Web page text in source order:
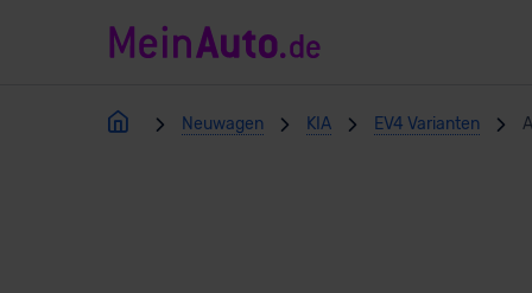
Neuwagen KIA EV4 Varianten